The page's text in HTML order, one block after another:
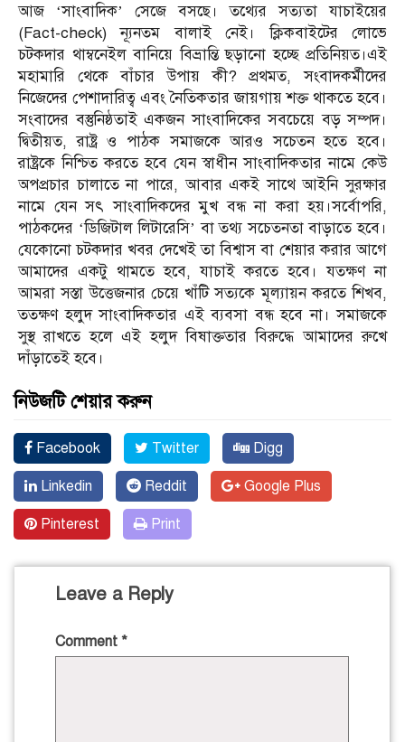
আজ ‘সাংবাদিক’ সেজে বসছে। তথ্যের সত্যতা যাচাইয়ের
(Fact-check) ন্যূনতম বালাই নেই। ক্লিকবাইটের লোভে
চটকদার থাম্বনেইল বানিয়ে বিভ্রান্তি ছড়ানো হচ্ছে প্রতিনিয়ত।এই
মহামারি থেকে বাঁচার উপায় কী? প্রথমত, সংবাদকর্মীদের
নিজেদের পেশাদারিত্ব এবং নৈতিকতার জায়গায় শক্ত থাকতে হবে।
সংবাদের বস্তুনিষ্ঠতাই একজন সাংবাদিকের সবচেয়ে বড় সম্পদ।
দ্বিতীয়ত, রাষ্ট্র ও পাঠক সমাজকে আরও সচেতন হতে হবে।
রাষ্ট্রকে নিশ্চিত করতে হবে যেন স্বাধীন সাংবাদিকতার নামে কেউ
অপপ্রচার চালাতে না পারে, আবার একই সাথে আইনি সুরক্ষার
নামে যেন সৎ সাংবাদিকদের মুখ বন্ধ না করা হয়।সর্বোপরি,
পাঠকদের ‘ডিজিটাল লিটারেসি’ বা তথ্য সচেতনতা বাড়াতে হবে।
যেকোনো চটকদার খবর দেখেই তা বিশ্বাস বা শেয়ার করার আগে
আমাদের একটু থামতে হবে, যাচাই করতে হবে। যতক্ষণ না
আমরা সস্তা উত্তেজনার চেয়ে খাঁটি সত্যকে মূল্যায়ন করতে শিখব,
ততক্ষণ হলুদ সাংবাদিকতার এই ব্যবসা বন্ধ হবে না। সমাজকে
সুস্থ রাখতে হলে এই হলুদ বিষাক্ততার বিরুদ্ধে আমাদের রুখে
দাঁড়াতেই হবে।
নিউজটি শেয়ার করুন
Facebook Twitter Digg
Linkedin Reddit Google Plus
Pinterest Print
Leave a Reply
Comment *